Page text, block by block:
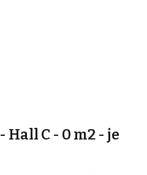
Hall C - 0 m2 - je